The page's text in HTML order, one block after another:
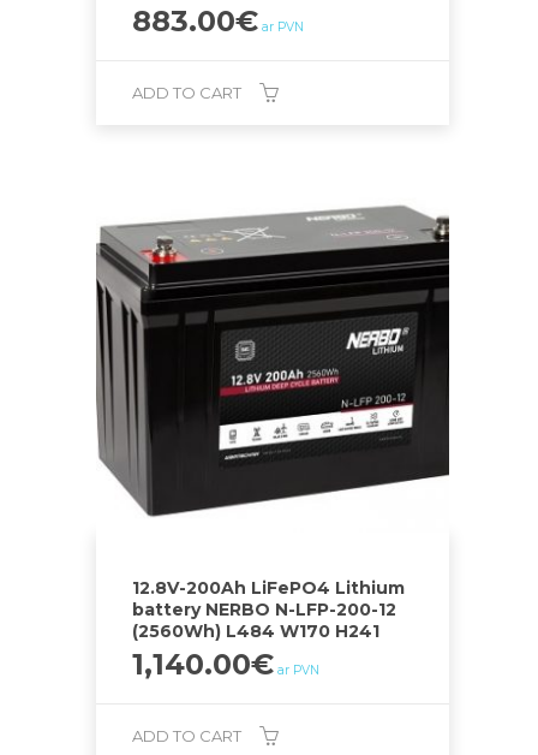
883.00€ ar PVN
ADD TO CART
12.8V-200Ah LiFePO4 Lithium
battery NERBO N-LFP-200-12
(2560Wh) L484 W170 H241
1,140.00€ ar PVN
ADD TO CART